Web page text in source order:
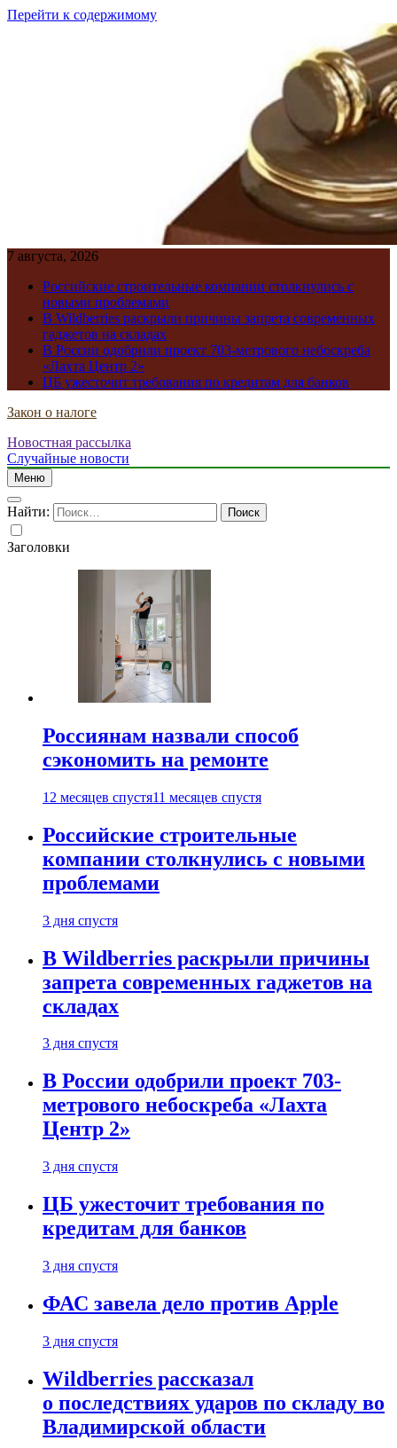
Перейти к содержимому
7 августа, 2026
Российские строительные компании столкнулись с
новыми проблемами
В Wildberries раскрыли причины запрета современных
гаджетов на складах
В России одобрили проект 703-метрового небоскреба
«Лахта Центр 2»
ЦБ ужесточит требования по кредитам для банков
Закон о налоге
Новостная рассылка
Случайные новости
Меню
Найти:
Заголовки
Россиянам назвали способ
сэкономить на ремонте
12 месяцев спустя11 месяцев спустя
Российские строительные
компании столкнулись с новыми
проблемами
3 дня спустя
В Wildberries раскрыли причины
запрета современных гаджетов на
складах
3 дня спустя
В России одобрили проект 703-
метрового небоскреба «Лахта
Центр 2»
3 дня спустя
ЦБ ужесточит требования по
кредитам для банков
3 дня спустя
ФАС завела дело против Apple
3 дня спустя
Wildberries рассказал
о последствиях ударов по складу во
Владимирской области